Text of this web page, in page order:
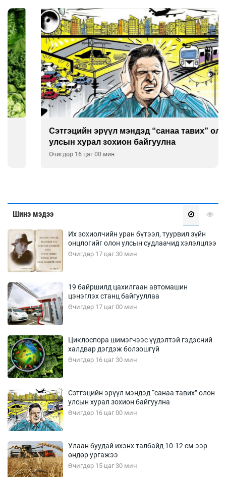
Сэтгэцийн эрүүл мэндэд “санаа тавих” олон
улсын хурал зохион байгуулна
Өчигдөр 16 цаг 00 мин
Шинэ мэдээ
Их зохиолчийн уран бүтээл, туурвил зүйн
онцлогийг олон улсын судлаачид хэлэлцлээ
Өчигдөр 17 цаг 30 мин
19 байршилд цахилгаан автомашин
цэнэглэх станц байгууллаа
Өчигдөр 17 цаг 00 мин
Циклоспора шимэгчээс үүдэлтэй гэдэсний
халдвар дэгдэж болзошгүй
Өчигдөр 16 цаг 30 мин
Сэтгэцийн эрүүл мэндэд “санаа тавих” олон
улсын хурал зохион байгуулна
Өчигдөр 16 цаг 00 мин
Улаан буудай ихэнх талбайд 10-12 см-ээр
өндөр ургажээ
Өчигдөр 15 цаг 30 мин